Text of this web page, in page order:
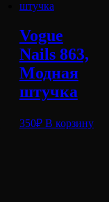
Vogue
Nails 863,
Модная
штучка
350₽ В корзину